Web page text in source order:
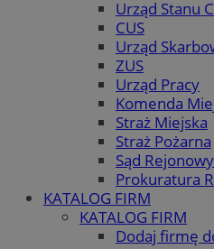
Urząd Stanu
CUS
Urząd
ZUS
Urząd Pracy
Komenda
Straż Miejska
Straż Pożarna
Sąd Rejonowy
Prokuratura
KATALOG FIRM
KATALOG FIRM
Dodaj firmę